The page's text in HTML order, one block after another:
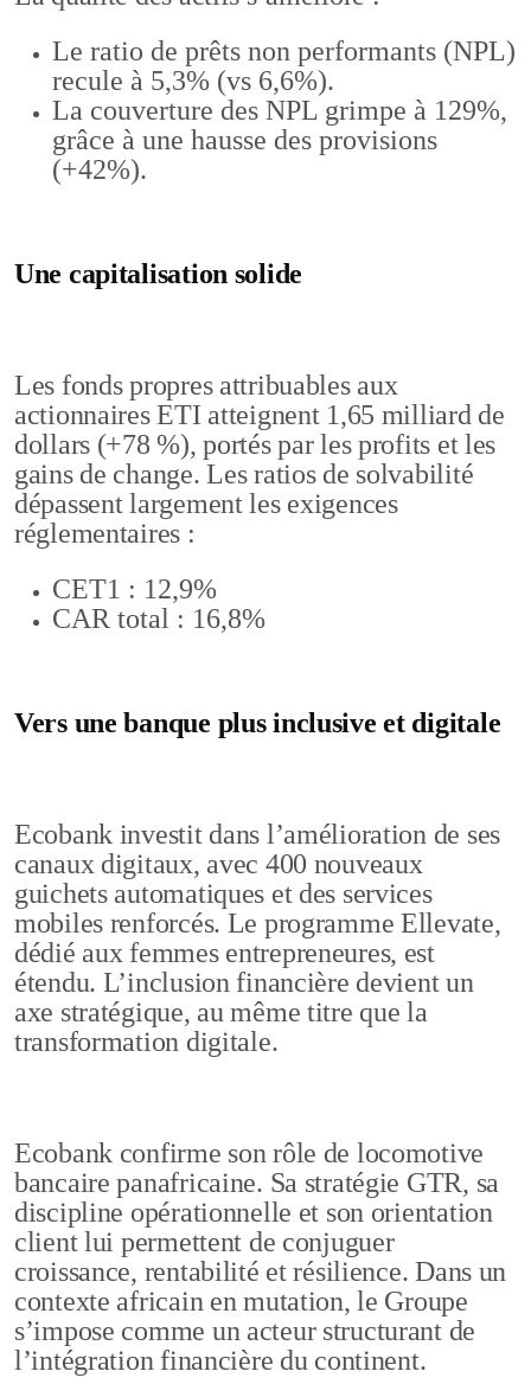
Le ratio de prêts non performants (NPL)
recule à 5,3% (vs 6,6%).
La couverture des NPL grimpe à 129%,
grâce à une hausse des provisions
(+42%).
Une capitalisation solide
Les fonds propres attribuables aux
actionnaires ETI atteignent 1,65 milliard de
dollars (+78 %), portés par les profits et les
gains de change. Les ratios de solvabilité
dépassent largement les exigences
réglementaires :
CET1 : 12,9%
CAR total : 16,8%
Vers une banque plus inclusive et digitale
Ecobank investit dans l’amélioration de ses
canaux digitaux, avec 400 nouveaux
guichets automatiques et des services
mobiles renforcés. Le programme Ellevate,
dédié aux femmes entrepreneures, est
étendu. L’inclusion financière devient un
axe stratégique, au même titre que la
transformation digitale.
Ecobank confirme son rôle de locomotive
bancaire panafricaine. Sa stratégie GTR, sa
discipline opérationnelle et son orientation
client lui permettent de conjuguer
croissance, rentabilité et résilience. Dans un
contexte africain en mutation, le Groupe
s’impose comme un acteur structurant de
l’intégration financière du continent.